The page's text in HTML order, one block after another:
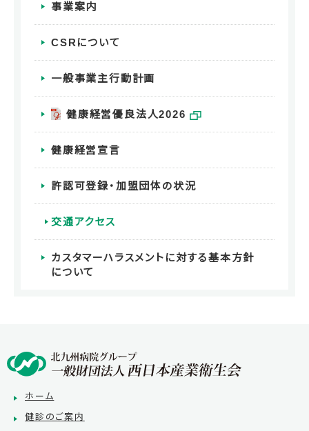
事業案内
CSRについて
一般事業主行動計画
健康経営優良法人2026
健康経営宣言
許認可登録・加盟団体の状況
交通アクセス
カスタマーハラスメントに対する基本方針
について
ホーム
健診のご案内